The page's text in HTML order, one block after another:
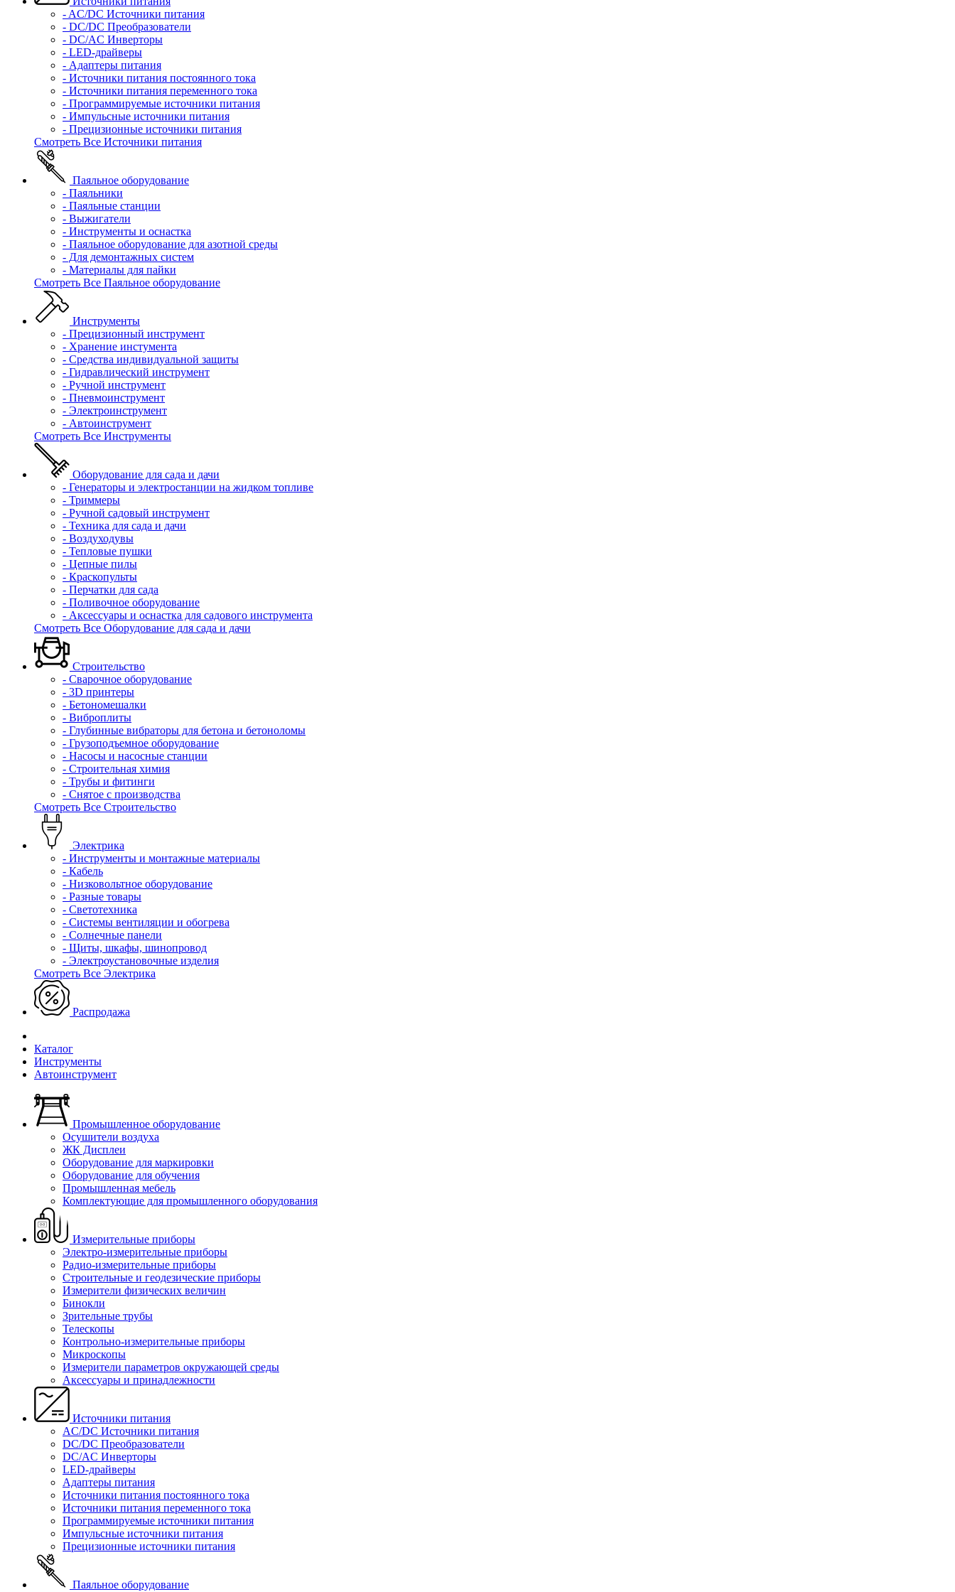
- AC/DC Источники питания
- DC/DC Преобразователи
- DC/AC Инверторы
- LED-драйверы
- Адаптеры питания
- Источники питания постоянного тока
- Источники питания переменного тока
- Программируемые источники питания
- Импульсные источники питания
- Прецизионные источники питания
Смотреть Все Источники питания
Паяльное оборудование
- Паяльники
- Паяльные станции
- Выжигатели
- Инструменты и оснастка
- Паяльное оборудование для азотной среды
- Для демонтажных систем
- Материалы для пайки
Смотреть Все Паяльное оборудование
Инструменты
- Прецизионный инструмент
- Хранение инстумента
- Средства индивидуальной защиты
- Гидравлический инструмент
- Ручной инструмент
- Пневмоинструмент
- Электроинструмент
- Автоинструмент
Смотреть Все Инструменты
Оборудование для сада и дачи
- Генераторы и электростанции на жидком топливе
- Триммеры
- Ручной садовый инструмент
- Техника для сада и дачи
- Воздуходувы
- Тепловые пушки
- Цепные пилы
- Краскопульты
- Перчатки для сада
- Поливочное оборудование
- Аксессуары и оснастка для садового инструмента
Смотреть Все Оборудование для сада и дачи
Строительство
- Сварочное оборудование
- 3D принтеры
- Бетономешалки
- Виброплиты
- Глубинные вибраторы для бетона и бетоноломы
- Грузоподъемное оборудование
- Насосы и насосные станции
- Строительная химия
- Трубы и фитинги
- Снятое с производства
Смотреть Все Строительство
Электрика
- Инструменты и монтажные материалы
- Кабель
- Низковольтное оборудование
- Разные товары
- Светотехника
- Системы вентиляции и обогрева
- Солнечные панели
- Щиты, шкафы, шинопровод
- Электроустановочные изделия
Смотреть Все Электрика
Распродажа
Каталог
Инструменты
Автоинструмент
Промышленное оборудование
Осушители воздуха
ЖК Дисплеи
Оборудование для маркировки
Оборудование для обучения
Промышленная мебель
Комплектующие для промышленного оборудования
Измерительные приборы
Электро-измерительные приборы
Радио-измерительные приборы
Строительные и геодезические приборы
Измерители физических величин
Бинокли
Зрительные трубы
Телескопы
Контрольно-измерительные приборы
Микроскопы
Измерители параметров окружающей среды
Аксессуары и принадлежности
Источники питания
AC/DC Источники питания
DC/DC Преобразователи
DC/AC Инверторы
LED-драйверы
Адаптеры питания
Источники питания постоянного тока
Источники питания переменного тока
Программируемые источники питания
Импульсные источники питания
Прецизионные источники питания
Паяльное оборудование